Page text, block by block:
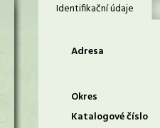
Identifikační údaje
Adresa
Okres
Katalogové číslo